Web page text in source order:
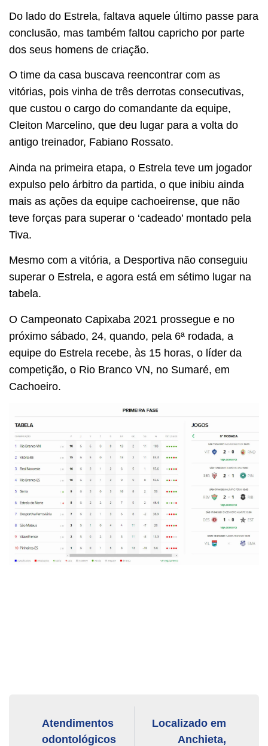
Do lado do Estrela, faltava aquele último passe para
conclusão, mas também faltou capricho por parte
dos seus homens de criação.
O time da casa buscava reencontrar com as
vitórias, pois vinha de três derrotas consecutivas,
que custou o cargo do comandante da equipe,
Cleiton Marcelino, que deu lugar para a volta do
antigo treinador, Fabiano Rossato.
Ainda na primeira etapa, o Estrela teve um jogador
expulso pelo árbitro da partida, o que inibiu ainda
mais as ações da equipe cachoeirense, que não
teve forças para superar o ‘cadeado’ montado pela
Tiva.
Mesmo com a vitória, a Desportiva não conseguiu
superar o Estrela, e agora está em sétimo lugar na
tabela.
O Campeonato Capixaba 2021 prossegue e no
próximo sábado, 24, quando, pela 6ª rodada, a
equipe do Estrela recebe, às 15 horas, o líder da
competição, o Rio Branco VN, no Sumaré, em
Cachoeiro.
Atendimentos
odontológicos
Localizado em
Anchieta,